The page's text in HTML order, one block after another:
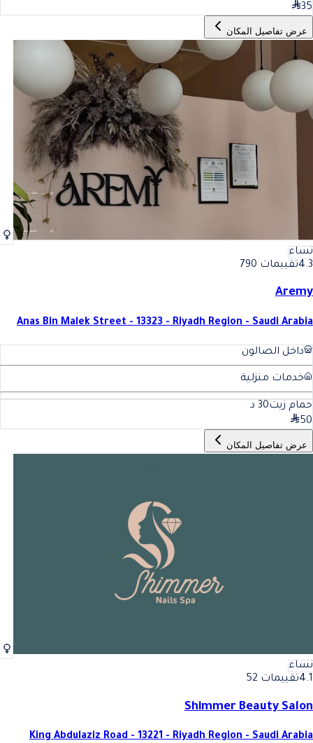
35
عرض تفاصيل المكان
نساء
4.3تقييمات 790
Aremy
Anas Bin Malek Street - 13323 - Riyadh Region - Saudi Arabia
داخل الصالون
خدمات منزلية
حمام زيت30 د
50
عرض تفاصيل المكان
نساء
4.1تقييمات 52
Shimmer Beauty Salon
King Abdulaziz Road - 13221 - Riyadh Region - Saudi Arabia